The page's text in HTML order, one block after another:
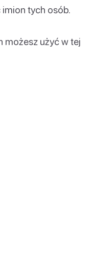
tych osób.
możesz użyć w tej